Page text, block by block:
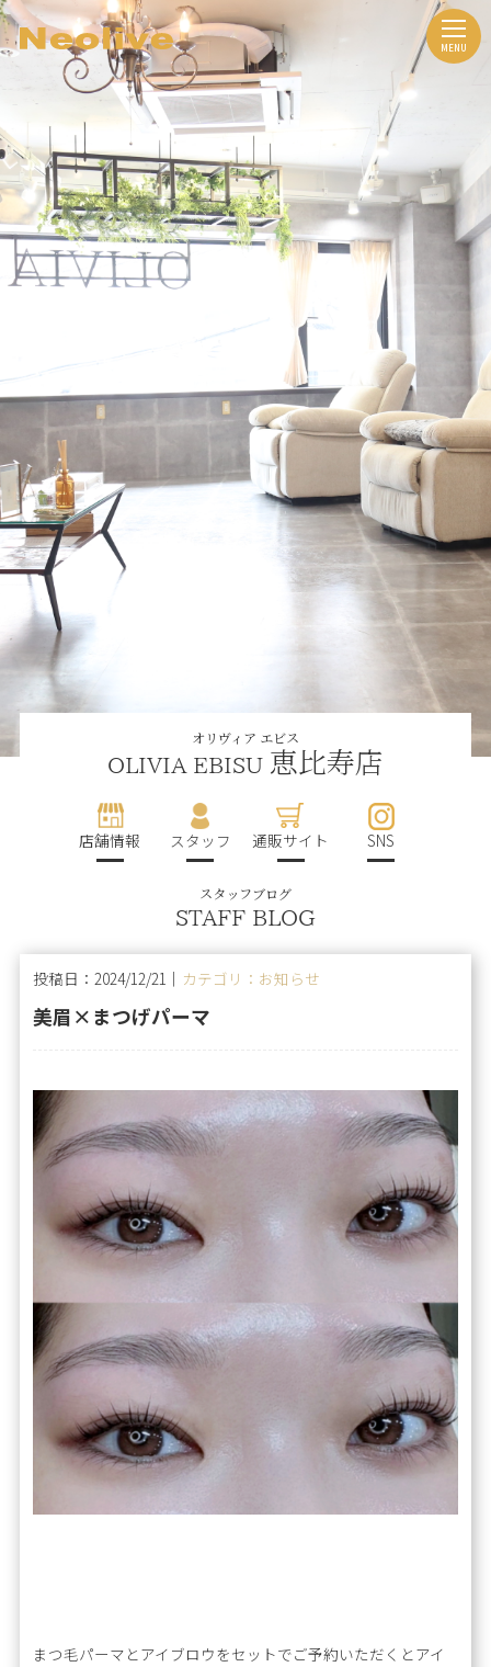
オリヴィア エビス
OLIVIA EBISU 恵比寿店
店舗情報 スタッフ 通販サイト SNS
スタッフブログ
STAFF BLOG
投稿日：2024/12/21｜ カテゴリ：お知らせ
美眉×まつげパーマ
まつ毛パーマとアイブロウをセットでご予約いただくとアイ